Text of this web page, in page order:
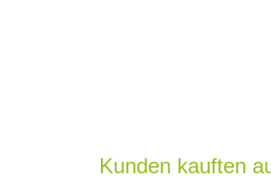
Kunden kauften